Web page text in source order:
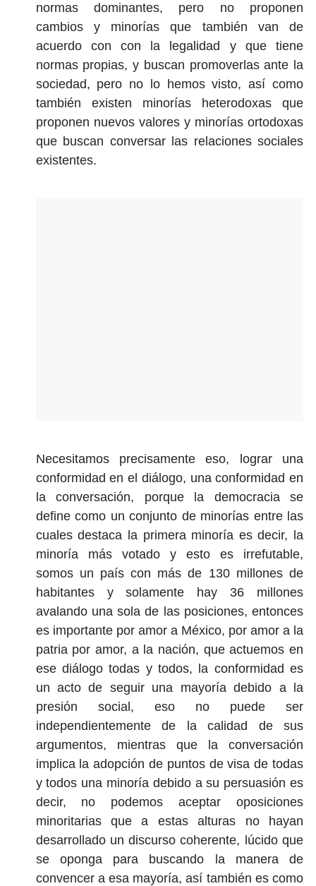
normas dominantes, pero no proponen
cambios y minorías que también van de
acuerdo con con la legalidad y que tiene
normas propias, y buscan promoverlas ante la
sociedad, pero no lo hemos visto, así como
también existen minorías heterodoxas que
proponen nuevos valores y minorías ortodoxas
que buscan conversar las relaciones sociales
existentes.
Necesitamos precisamente eso, lograr una
conformidad en el diálogo, una conformidad en
la conversación, porque la democracia se
define como un conjunto de minorías entre las
cuales destaca la primera minoría es decir, la
minoría más votado y esto es irrefutable,
somos un país con más de 130 millones de
habitantes y solamente hay 36 millones
avalando una sola de las posiciones, entonces
es importante por amor a México, por amor a la
patria por amor, a la nación, que actuemos en
ese diálogo todas y todos, la conformidad es
un acto de seguir una mayoría debido a la
presión social, eso no puede ser
independientemente de la calidad de sus
argumentos, mientras que la conversación
implica la adopción de puntos de visa de todas
y todos una minoría debido a su persuasión es
decir, no podemos aceptar oposiciones
minoritarias que a estas alturas no hayan
desarrollado un discurso coherente, lúcido que
se oponga para buscando la manera de
convencer a esa mayoría, así también es como